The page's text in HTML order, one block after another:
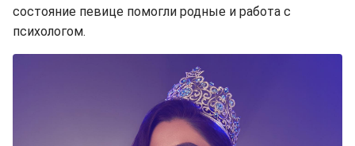
состояние певице помогли родные и работа с
психологом.